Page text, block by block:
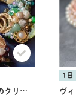
ヴィンテージボタンのクリップピン
1日